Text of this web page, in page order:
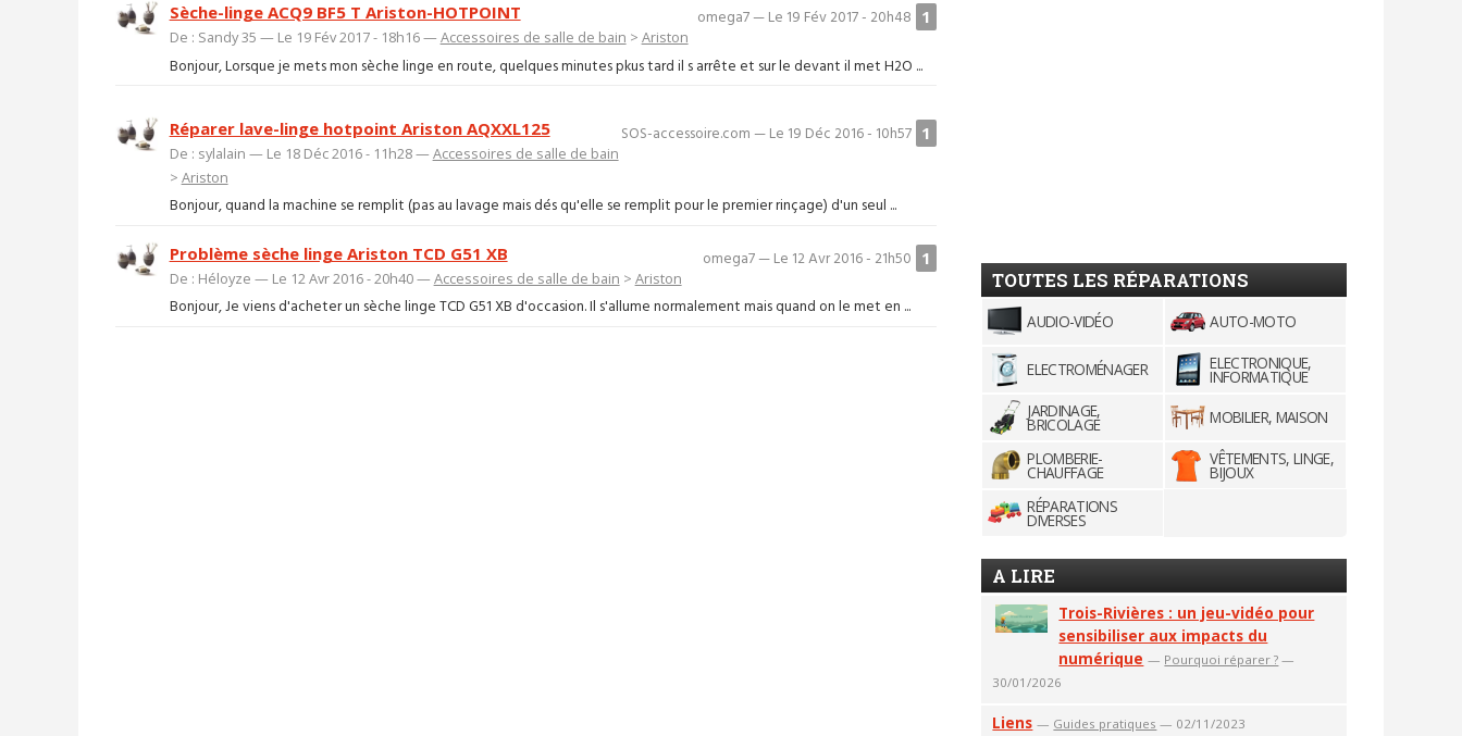
1
omega7 — Le 19 Fév 2017 - 20h48
Sèche-linge ACQ9 BF5 T Ariston-HOTPOINT
De : Sandy 35 — Le 19 Fév 2017 - 18h16 —Accessoires de salle de bain > Ariston
Bonjour, Lorsque je mets mon sèche linge en route, quelques minutes pkus tard il s arrête et sur le devant il met H2O ...
1
SOS-accessoire.com — Le 19 Déc 2016 - 10h57
Réparer lave-linge hotpoint Ariston AQXXL125
De : sylalain — Le 18 Déc 2016 - 11h28 —Accessoires de salle de bain
> Ariston
Bonjour, quand la machine se remplit (pas au lavage mais dés qu'elle se remplit pour le premier rinçage) d'un seul ...
1
omega7 — Le 12 Avr 2016 - 21h50
Problème sèche linge Ariston TCD G51 XB
De : Héloyze — Le 12 Avr 2016 - 20h40 —Accessoires de salle de bain > Ariston
Bonjour, Je viens d'acheter un sèche linge TCD G51 XB d'occasion. Il s'allume normalement mais quand on le met en ...
TOUTES LES RÉPARATIONS
AUDIO-VIDÉO AUTO-MOTO
ELECTROMÉNAGER ELECTRONIQUE,
INFORMATIQUE
JARDINAGE,
BRICOLAGE
MOBILIER, MAISON
PLOMBERIE-
CHAUFFAGE
VÊTEMENTS, LINGE,
BIJOUX
RÉPARATIONS
DIVERSES
A LIRE
Trois-Rivières : un jeu-vidéo pour
sensibiliser aux impacts du
numérique — Pourquoi réparer ? —
30/01/2026
Liens — Guides pratiques — 02/11/2023